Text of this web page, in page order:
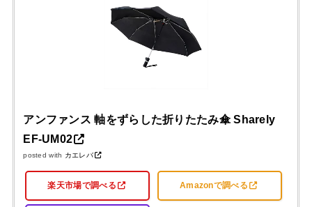
アンファンス 軸をずらした折りたたみ傘 Sharely
EF-UM02
posted with カエレバ
楽天市場で調べる Amazonで調べる